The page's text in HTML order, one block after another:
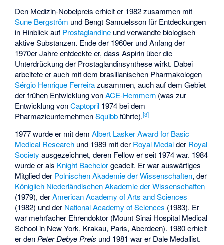
Den Medizin-Nobelpreis erhielt er 1982 zusammen mit
Sune Bergström und Bengt Samuelssonfür Entdeckungen
in Hinblick auf Prostaglandine und verwandte biologisch
aktive Substanzen. Ende der 1960er und Anfang der
1970er Jahre entdeckte er, dass Aspirin über die
Unterdrückung der Prostaglandinsynthese wirkt. Dabei
arbeitete er auch mit dem brasilianischen Pharmakologen
Sérgio Henrique Ferreirazusammen, auch auf dem Gebiet
der frühen Entwicklung vonACE-Hemmern (was zur
Entwicklung vonCaptopril 1974 bei dem
PharmazieunternehmenSquibbführte).[3]
1977 wurde er mit demAlbert Lasker Award for Basic
Medical Research und 1989 mit der Royal Medalder Royal
Society ausgezeichnet, deren Fellow er seit 1974 war. 1984
wurde er als Knight Bachelorgeadelt. Er war auswärtiges
Mitglied der Polnischen Akademie der Wissenschaften, der
Königlich Niederländischen Akademie der Wissenschaften
(1979), derAmerican Academy of Arts and Sciences
(1982) und der National Academy of Sciences (1983). Er
war mehrfacher Ehrendoktor (Mount Sinai Hospital Medical
School in New York, Krakau, Paris, Aberdeen). 1980 erhielt
er den Peter Debye Preis und 1981 war er Dale Medallist.